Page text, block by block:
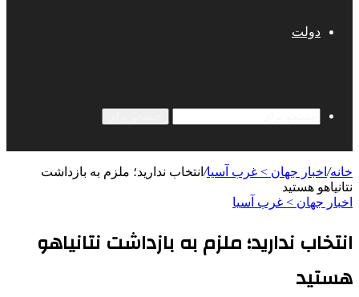
دولت
خانه/ اخبار جهان > غرب آسیا/ انتخاب ندارید؛ ملزم به بازداشت
نتانیاهو هستید
اخبار جهان > غرب آسیا
انتخاب ندارید؛ ملزم به بازداشت نتانیاهو
هستید